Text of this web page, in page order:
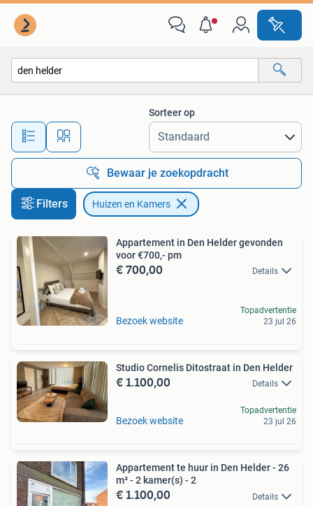
Alle afstanden…
Sorteer op
Bewaar je zoekopdracht
Filters Huizen en Kamers
Appartement in Den Helder gevonden
voor €700,- pm
€ 700,00 Details
Bezoek website
Topadvertentie
23 jul 26
Studio Cornelis Ditostraat in Den Helder
€ 1.100,00 Details
Bezoek website
Topadvertentie
23 jul 26
Appartement te huur in Den Helder - 26
m² - 2 kamer(s) - 2
€ 1.100,00 Details